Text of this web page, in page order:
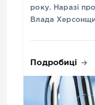
року. Наразі
Влада
Подробиці